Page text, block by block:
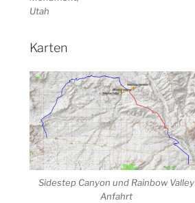
Utah
Karten
Sidestep Canyon und Rainbow Valley
Anfahrt